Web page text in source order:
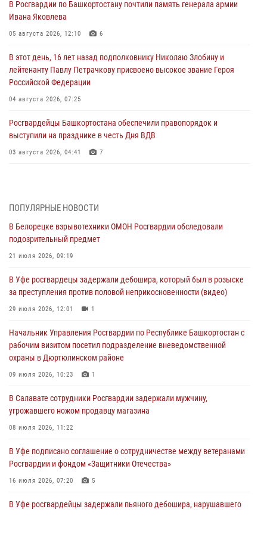
В Росгвардии по Башкортостану почтили память генерала армии
Ивана Яковлева
05 августа 2026, 12:10 6
В этот день, 16 лет назад подполковнику Николаю Злобину и
лейтенанту Павлу Петрачкову присвоено высокое звание Героя
Российской Федерации
04 августа 2026, 07:25
Росгвардейцы Башкортостана обеспечили правопорядок и
выступили на празднике в честь Дня ВДВ
03 августа 2026, 04:41 7
03 августа 2026, 04:30 8
В Башкирии росгвардейцы провели волейбольный турнир на
открытом воздухе
03 августа 2026, 04:29
В Уфе росгвардейцы по горячим следам задержали
подозреваемого в открытом хищении из аптеки (видео)
03 августа 2026, 04:15
Начальник отделения учёта и комплектования Росгвардии
Башкортостана ответил на вопросы граждан
30 июля 2026, 12:54
за преступления против половой неприкосновенности (видео)
29 июля 2026, 12:01 1
ПОПУЛЯРНЫЕ НОВОСТИ
В Белорецке взрывотехники ОМОН Росгвардии обследовали
подозрительный предмет
21 июля 2026, 09:19
В Уфе росгвардецы задержали дебошира, который был в розыске
за преступления против половой неприкосновенности (видео)
29 июля 2026, 12:01 1
Начальник Управления Росгвардии по Республике Башкортостан с
рабочим визитом посетил подразделение вневедомственной
охраны в Дюртюлинском районе
09 июля 2026, 10:23 1
В Салавате сотрудники Росгвардии задержали мужчину,
угрожавшего ножом продавцу магазина
08 июля 2026, 11:22
В Уфе подписано соглашение о сотрудничестве между ветеранами
Росгвардии и фондом «Защитники Отечества»
16 июля 2026, 07:20 5
В Уфе росгвардейцы задержали пьяного дебошира, нарушавшего